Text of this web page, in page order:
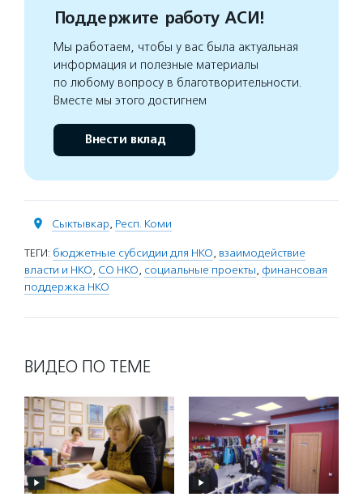
Поддержите работу АСИ!
Мы работаем, чтобы у вас была актуальная
информация и полезные материалы
по любому вопросу в благотворительности.
Вместе мы этого достигнем
Внести вклад
Сыктывкар, Респ. Коми
ТЕГИ: бюджетные субсидии для НКО, взаимодействие
власти и НКО, СО НКО, социальные проекты, финансовая
поддержка НКО
ВИДЕО ПО ТЕМЕ